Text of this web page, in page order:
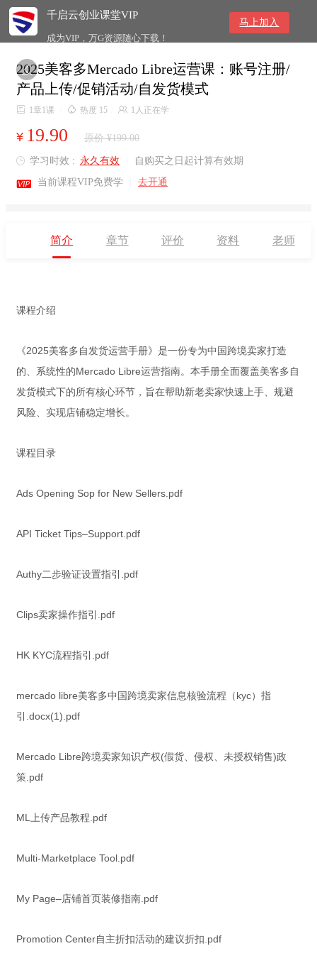
千启云创业课堂VIP
成为VIP，万G资源随心下载！
马上加入

2025美客多Mercado Libre运营课：账号注册/
产品上传/促销活动/自发货模式
 1章1课  热度 15  1人正在学
¥ 19.90 原价 ¥199.00
 学习时效 : 永久有效 自购买之日起计算有效期
 当前课程VIP免费学 去开通
简介 章节 评价 资料 老师
课程介绍
《2025美客多自发货运营手册》是一份专为中国跨境卖家打造
的、系统性的Mercado Libre运营指南。本手册全面覆盖美客多自
发货模式下的所有核心环节，旨在帮助新老卖家快速上手、规避
风险、实现店铺稳定增长。
课程目录
Ads Opening Sop for New Sellers.pdf
API Ticket Tips–Support.pdf
Authy二步验证设置指引.pdf
Clips卖家操作指引.pdf
HK KYC流程指引.pdf
mercado libre美客多中国跨境卖家信息核验流程（kyc）指
引.docx(1).pdf
Mercado Libre跨境卖家知识产权(假货、侵权、未授权销售)政
策.pdf
ML上传产品教程.pdf
Multi-Marketplace Tool.pdf
My Page–店铺首页装修指南.pdf
Promotion Center自主折扣活动的建议折扣.pdf